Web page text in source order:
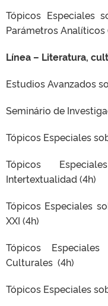
Tópicos Especiales
Parámetros Analíticos
Línea – Literatura,
Estudios Avanzados
Seminário de
Tópicos Especiales
Tópicos
Intertextualidad (4h)
Tópicos Especiales
XXI (4h)
Tópicos
Culturales (4h)
Tópicos Especiales